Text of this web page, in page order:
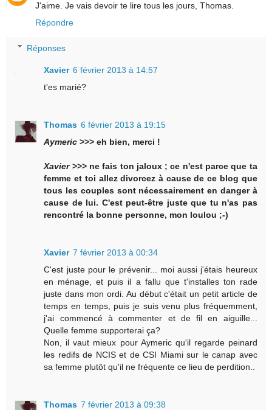
J'aime. Je vais devoir te lire tous les jours, Thomas.
Répondre
Réponses
Xavier 6 février 2013 à 14:57
t'es marié?
Thomas 6 février 2013 à 19:15
Aymeric >>> eh bien, merci !
Xavier>>> ne fais ton jaloux ; ce n'est parce que ta
femme et toi allez divorcez à cause de ce blog que
tous les couples sont nécessairement en danger à
cause de lui. C'est peut-être juste que tu n'as pas
rencontré la bonne personne, mon loulou ;-)
Xavier 7 février 2013 à 00:34
C'est juste pour le prévenir... moi aussi j'étais heureux
en ménage, et puis il a fallu que t'installes ton rade
juste dans mon ordi. Au début c'était un petit article de
temps en temps, puis je suis venu plus fréquemment,
j'ai commencé à commenter et de fil en aiguille...
Quelle femme supporterai ça?
Non, il vaut mieux pour Aymeric qu'il regarde peinard
les redifs de NCIS et de CSI Miami sur le canap avec
sa femme plutôt qu'il ne fréquente ce lieu de perdition..
Thomas 7 février 2013 à 09:38